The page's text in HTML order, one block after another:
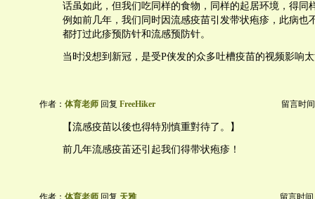
话虽如此，但我们吃同样的食物，同样的起居环境，得同
例如前几年，我们同时因流感疫苗引发带状疱疹，此病也
都打过此疹预防针和流感预防针。
当时没想到新冠，是受P侠发的众多吐槽疫苗的视频影响
作者： 体育老师 回复 FreeHiker 留言时
【流感疫苗以後也得特別慎重對待了。】
前几年流感疫苖还引起我们得带状疱疹！
作者： 体育老师 回复 天雅 留言时间